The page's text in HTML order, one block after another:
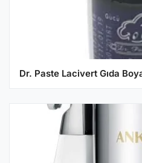
Dr. Paste Lacivert Gıda